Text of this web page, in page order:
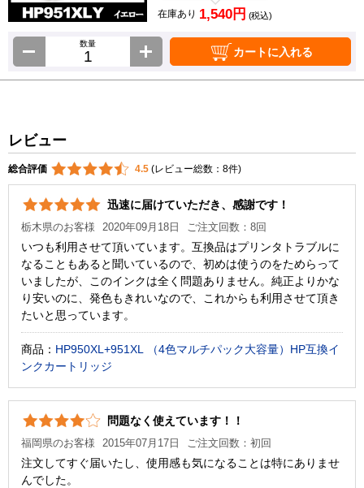
在庫あり 1,540円 (税込)
数量
カートに入れる
レビュー
総合評価 4.5 (レビュー総数：8件)
迅速に届けていただき、感謝です！
栃木県のお客様 2020年09月18日 ご注文回数：8回
いつも利用させて頂いています。互換品はプリンタトラブルに
なることもあると聞いているので、初めは使うのをためらって
いましたが、このインクは全く問題ありません。純正よりかな
り安いのに、発色もきれいなので、これからも利用させて頂き
たいと思っています。
商品： HP950XL+951XL （4色マルチパック大容量）HP互換イ
ンクカートリッジ
問題なく使えています！！
福岡県のお客様 2015年07月17日 ご注文回数：初回
注文してすぐ届いたし、使用感も気になることは特にありませ
んでした。